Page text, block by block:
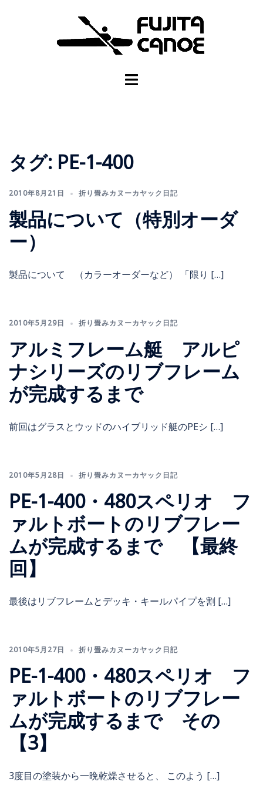
タグ: PE-1-400
2010年8月21日 折り畳みカヌーカヤック日記
製品について（特別オーダ
ー）
製品について （カラーオーダーなど） 「限り […]
2010年5月29日 折り畳みカヌーカヤック日記
アルミフレーム艇 アルピ
ナシリーズのリブフレーム
が完成するまで
前回はグラスとウッドのハイブリッド艇のPEシ […]
2010年5月28日 折り畳みカヌーカヤック日記
PE-1-400・480スペリオ フ
ァルトボートのリブフレー
ムが完成するまで 【最終
回】
最後はリブフレームとデッキ・キールパイプを割 […]
2010年5月27日 折り畳みカヌーカヤック日記
PE-1-400・480スペリオ フ
ァルトボートのリブフレー
ムが完成するまで その
【3】
3度目の塗装から一晩乾燥させると、 このよう […]